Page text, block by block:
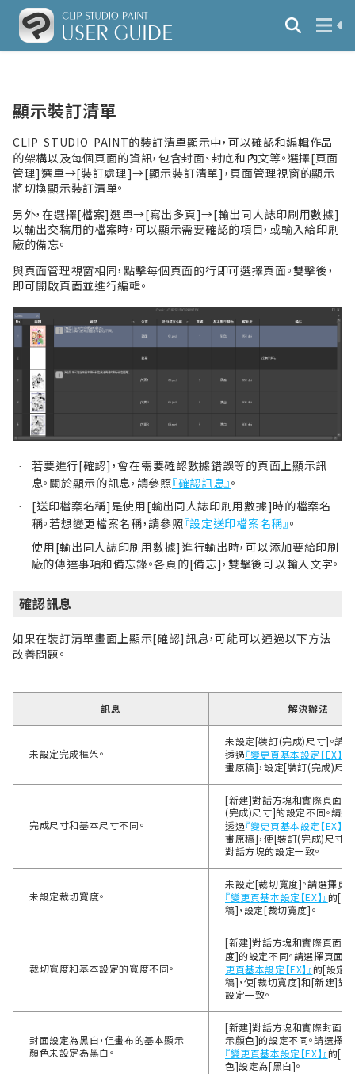
顯示裝訂清單
CLIP STUDIO PAINT的裝訂清單顯示中，可以確認和編輯作品
的架構以及每個頁面的資訊，包含封面、封底和內文等。選擇[頁面
管理]選單→[裝訂處理]→[顯示裝訂清單]，頁面管理視窗的顯示
將切換顯示裝訂清單。
另外，在選擇[檔案]選單→[寫出多頁]→[輸出同人誌印刷用數據]
以輸出交稿用的檔案時，可以顯示需要確認的項目，或輸入給印刷
廠的備忘。
與頁面管理視窗相同，點擊每個頁面的行即可選擇頁面。雙擊後，
即可開啟頁面並進行編輯。
·
若要進行[確認]，會在需要確認數據錯誤等的頁面上顯示訊
息。關於顯示的訊息，請參照『確認訊息』。
·
[送印檔案名稱]是使用[輸出同人誌印刷用數據]時的檔案名
稱。若想變更檔案名稱，請參照『設定送印檔案名稱』。
·
使用[輸出同人誌印刷用數據]進行輸出時，可以添加要給印刷
廠的傳達事項和備忘錄。各頁的[備忘]，雙擊後可以輸入文字。
確認訊息
如果在裝訂清單畫面上顯示[確認]訊息，可能可以通過以下方法
改善問題。
訊息 解決辦法
未設定完成框架。
未設定[裝訂(完成)尺寸]。請選
透過『變更頁基本設定【EX】』
畫原稿]，設定[裝訂(完成)尺寸
完成尺寸和基本尺寸不同。
[新建]對話方塊和實際頁面上
(完成)尺寸]的設定不同。請選
透過『變更頁基本設定【EX】』
畫原稿]，使[裝訂(完成)尺寸]
對話方塊的設定一致。
未設定裁切寬度。
未設定[裁切寬度]。請選擇頁
『變更頁基本設定【EX】』的[設
稿]，設定[裁切寬度]。
裁切寬度和基本設定的寬度不同。
[新建]對話方塊和實際頁面上
度]的設定不同。請選擇頁面，
更頁基本設定【EX】』的[設定
稿]，使[裁切寬度]和[新建]對
設定一致。
封面設定為黑白，但畫布的基本顯示
顏色未設定為黑白。
[新建]對話方塊和實際封面上
示顏色]的設定不同。請選擇封
『變更頁基本設定【EX】』的[基
色]設定為[黑白]。